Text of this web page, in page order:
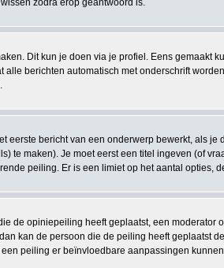
zodra erop geantwoord is.
Dit kun je doen via je profiel. Eens gemaakt
berichten automatisch met onderschrift
bericht van een onderwerp bewerkt, als je
te maken). Je moet eerst een titel ingeven (of
peiling. Er is een limiet op het aantal opties,
de opiniepeiling heeft geplaatst, een moderator
kan de persoon die de peiling heeft geplaatst
peiling er beïnvloedbare aanpassingen